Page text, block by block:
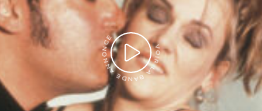
VOIR LA BANDE ANNONCE